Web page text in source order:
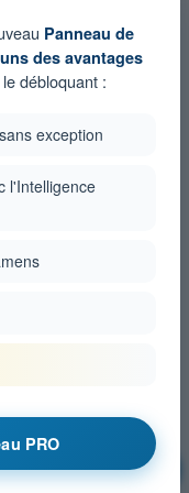
S'entraîner !
Panneau de
des avantages
débloquant :
exception
l'Intelligence
PRO